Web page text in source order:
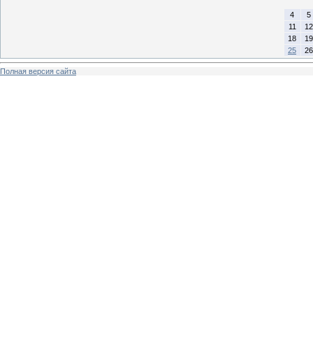
4
5
11
12
18
19
25
26
Полная версия сайта